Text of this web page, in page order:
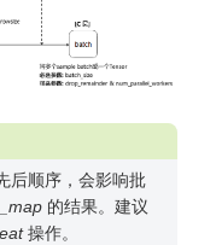
后顺序，会影响批
的结果。建议
操作。